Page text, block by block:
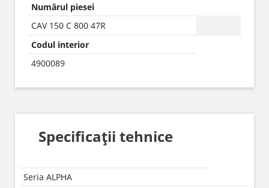
Numărul piesei
CAV 150 C 800 47R
Codul interior
4900089
Specificații tehnice
Seria ALPHA